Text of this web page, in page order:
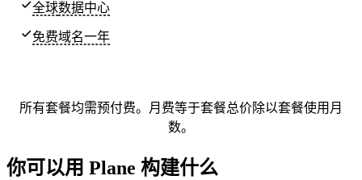
全球数据中心
免费域名一年
所有套餐均需预付费。月费等于套餐总价除以套餐使用月
数。
你可以用 Plane 构建什么